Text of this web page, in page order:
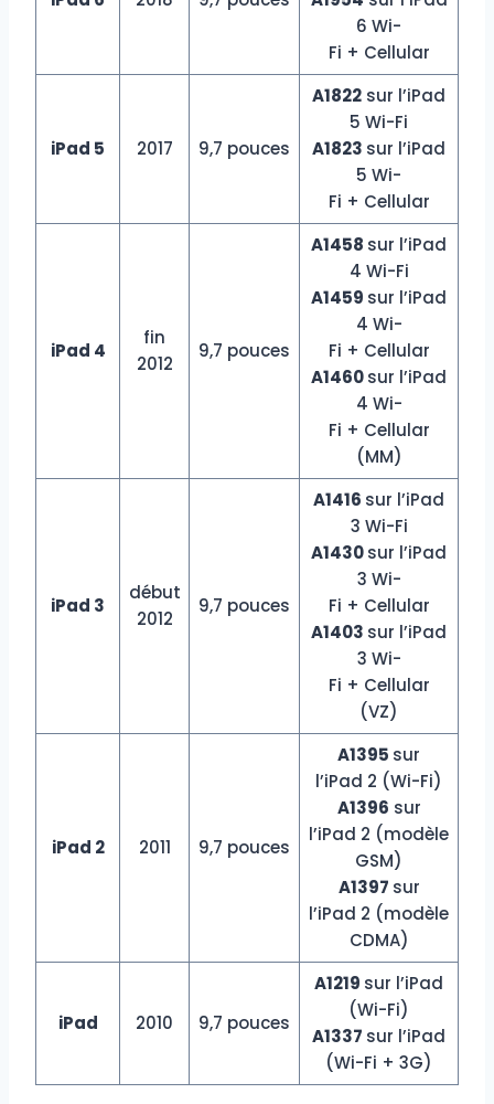
6 Wi-
Fi + Cellular
iPad 5 2017 9,7 pouces
A1822 sur l’iPad
5 Wi-Fi
A1823 sur l’iPad
5 Wi-
Fi + Cellular
iPad 4
fin
2012
9,7 pouces
A1458 sur l’iPad
4 Wi-Fi
A1459 sur l’iPad
4 Wi-
Fi + Cellular
A1460sur l’iPad
4 Wi-
Fi + Cellular
(MM)
iPad 3
début
2012
9,7 pouces
A1416 sur l’iPad
3 Wi-Fi
A1430sur l’iPad
3 Wi-
Fi + Cellular
A1403 sur l’iPad
3 Wi-
Fi + Cellular
(VZ)
iPad 2 2011 9,7 pouces
A1395 sur
l’iPad 2 (Wi-Fi)
A1396 sur
l’iPad 2 (modèle
GSM)
A1397 sur
l’iPad 2 (modèle
CDMA)
iPad 2010 9,7 pouces
A1219 sur l’iPad
(Wi-Fi)
A1337 sur l’iPad
(Wi-Fi + 3G)